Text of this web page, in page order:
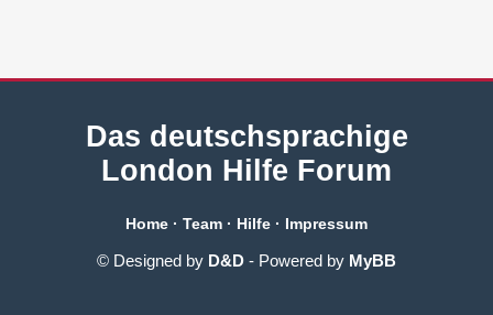
Das deutschsprachige
London Hilfe Forum
Home · Team · Hilfe · Impressum
© Designed by D&D - Powered by MyBB